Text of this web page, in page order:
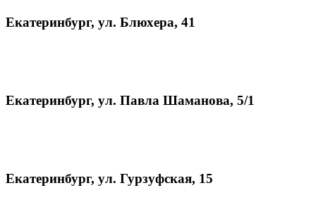
Екатеринбург, ул. Блюхера, 41
Екатеринбург, ул. Павла Шаманова, 5/1
Екатеринбург, ул. Гурзуфская, 15